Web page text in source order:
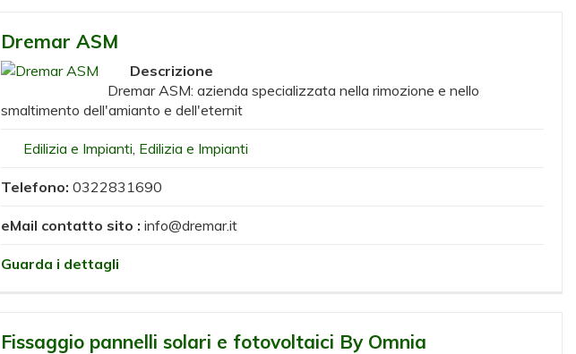
Dremar ASM
Descrizione
Dremar ASM: azienda specializzata nella rimozione e nello
smaltimento dell'amianto e dell'eternit
Edilizia e Impianti Edilizia e Impianti
Telefono: 0322831690
eMail contatto sito : info@dremar.it
Guarda i dettagli
Fissaggio pannelli solari e fotovoltaici By Omnia